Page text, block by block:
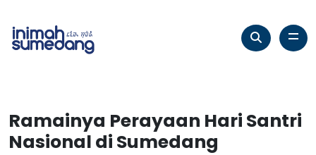
Ramainya Perayaan Hari Santri
Nasional di Sumedang